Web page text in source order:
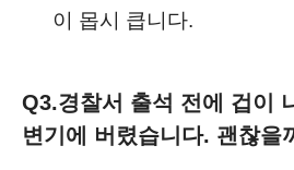
이 몹시 큽니다.
Q3.경찰서 출석 전에 겁이
변기에 버렸습니다. 괜찮을